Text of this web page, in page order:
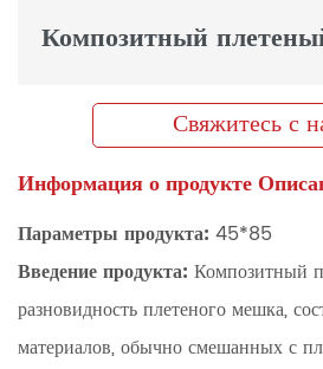
Композитный
Свяжитесь с
Информация о продукте
Параметры продукта: 45*85
Введение продукта: Композитный
разновидность плетеного мешка,
материалов, обычно смешанных с